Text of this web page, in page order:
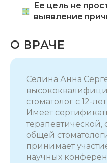
Ее цель не
выявление
О ВРАЧЕ
Селина Анна
стоматолог с 12-
Имеет
общей
принимает
научных